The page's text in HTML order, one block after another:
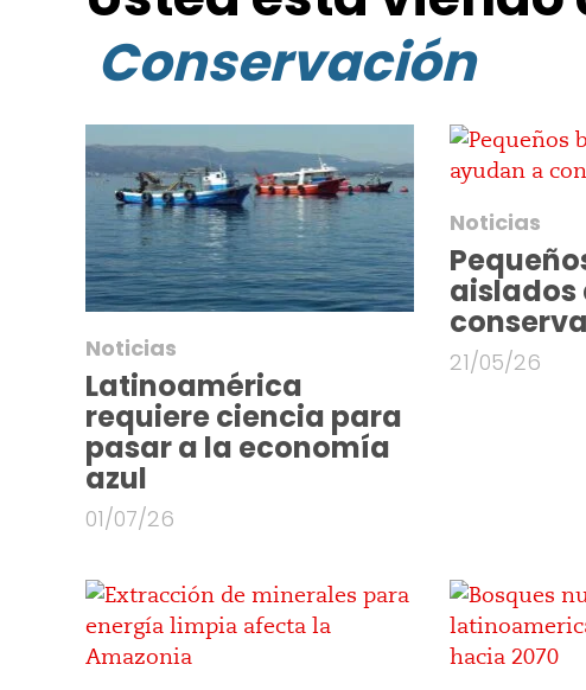
Conservación
Noticias
Latinoamérica
requiere ciencia para
pasar a la economía
azul
01/07/26
Noticias
aislados
21/05/26